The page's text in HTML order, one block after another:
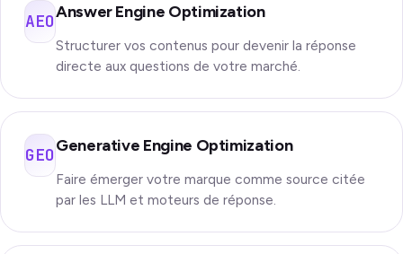
AEOAnswer Engine Optimization
Structurer vos contenus pour devenir la réponse
directe aux questions de votre marché.
GEOGenerative Engine Optimization
Faire émerger votre marque comme source citée
par les LLM et moteurs de réponse.